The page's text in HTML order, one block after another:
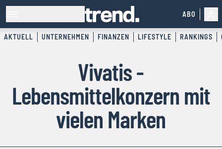
ABO
AKTUELL UNTERNEHMEN FINANZEN LIFESTYLE RANKINGS
Vivatis -
Lebensmittelkonzern mit
vielen Marken